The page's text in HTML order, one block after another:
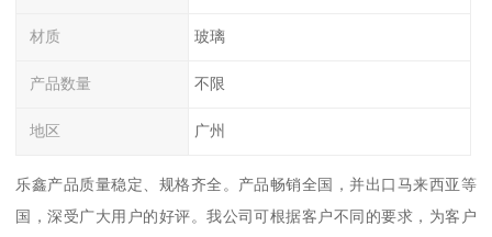
材质 玻璃
产品数量 不限
地区 广州
乐鑫产品质量稳定、规格齐全。产品畅销全国，并出口马来西亚等
国，深受广大用户的好评。我公司可根据客户不同的要求，为客户